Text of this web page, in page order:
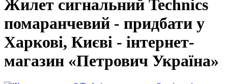
Жилет сигнальний Technics
помаранчевий - придбати у
Харкові, Києві - інтернет-
магазин «Петрович Україна»